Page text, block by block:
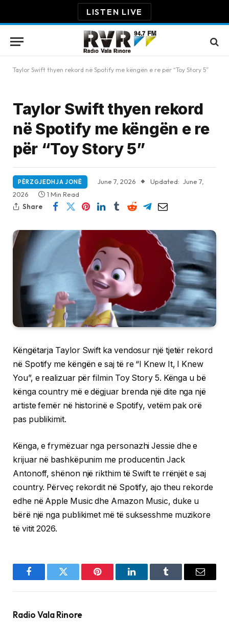
LISTEN LIVE
Taylor Swift thyen rekord në Spotify me këngën e re për “Toy Story 5”
Taylor Swift thyen rekord
në Spotify me këngën e re
për “Toy Story 5”
PËRZGJEDHJA JONË June 7, 2026 Updated: June 7,
2026
1 Min Read
Share
Këngëtarja Taylor Swift ka vendosur një tjetër rekord
në Spotify me këngën e saj të re “I Knew It, I Knew
You”, e realizuar për filmin Toy Story 5. Kënga u bë
kënga country më e dëgjuar brenda një dite nga një
artiste femër në historinë e Spotify, vetëm pak orë
pas publikimit.
Kënga, e frymëzuar nga personazhi Jessie dhe e
krijuar në bashkëpunim me producentin Jack
Antonoff, shënon një rikthim të Swift te rrënjët e saj
country. Përveç rekordit në Spotify, ajo theu rekorde
edhe në Apple Music dhe Amazon Music, duke u
bërë një nga publikimet më të suksesshme muzikore
të vitit 2026.
FacebookTwitter Pinterest LinkedInTumblr Email
Radio Vala Rinore